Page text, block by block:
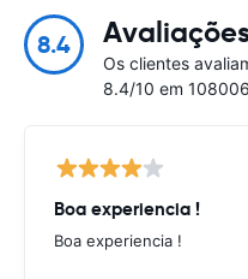
8.4
Os clientes
8.4/10 em 108006
Boa experiencia !
Boa experiencia !